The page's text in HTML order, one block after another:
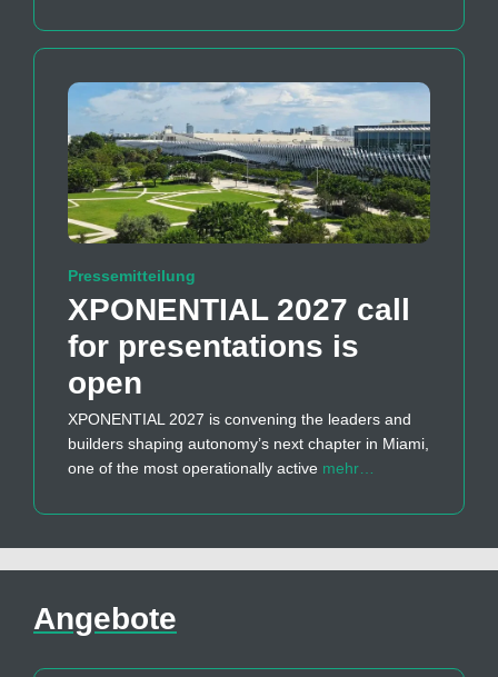
Pressemitteilung
XPONENTIAL 2027 call
for presentations is
open
XPONENTIAL 2027 is convening the leaders and
builders shaping autonomy’s next chapter in Miami,
one of the most operationally active mehr…
Angebote